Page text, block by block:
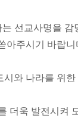
선교사명을
아주시기 바랍니
와 나라를 위
욱 발전시켜